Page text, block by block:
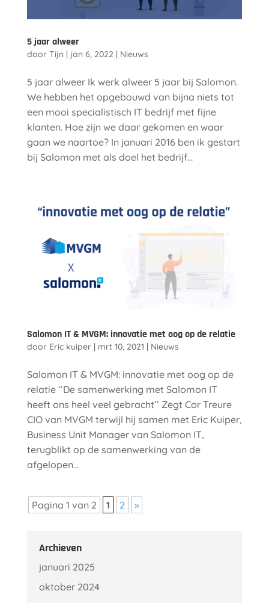
5 jaar alweer
door Tijn | jan 6, 2022 | Nieuws
5 jaar alweer Ik werk alweer 5 jaar bij Salomon.
We hebben het opgebouwd van bijna niets tot
een mooi specialistisch IT bedrijf met fijne
klanten. Hoe zijn we daar gekomen en waar
gaan we naartoe? In januari 2016 ben ik gestart
bij Salomon met als doel het bedrijf...
Salomon IT & MVGM: innovatie met oog op de relatie
door Eric kuiper| mrt 10, 2021 | Nieuws
Salomon IT & MVGM: innovatie met oog op de
relatie ‘’De samenwerking met Salomon IT
heeft ons heel veel gebracht’’ Zegt Cor Treure
CIO van MVGM terwijl hij samen met Eric Kuiper,
Business Unit Manager van Salomon IT,
terugblikt op de samenwerking van de
afgelopen...
Pagina 1 van 2 1 2 »
Archieven
januari 2025
oktober 2024